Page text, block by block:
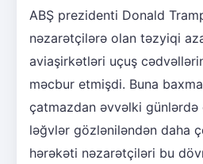
ABŞ prezidenti Donald
nəzarətçilərə olan təzyiqi
aviaşirkətləri uçuş
məcbur etmişdi. Buna
çatmazdan əvvəlki günlərdə
ləğvlər gözləniləndən daha
hərəkəti nəzarətçiləri bu